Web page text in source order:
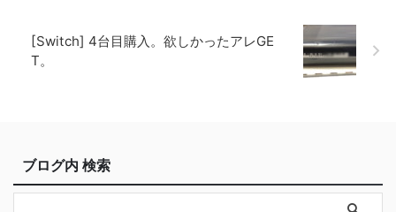
[Switch] 4台目購入。欲しかったアレGE
T。
ブログ内 検索